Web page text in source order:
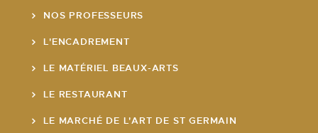
NOS PROFESSEURS
L'ENCADREMENT
LE MATÉRIEL BEAUX-ARTS
LE RESTAURANT
LE MARCHÉ DE L'ART DE ST GERMAIN